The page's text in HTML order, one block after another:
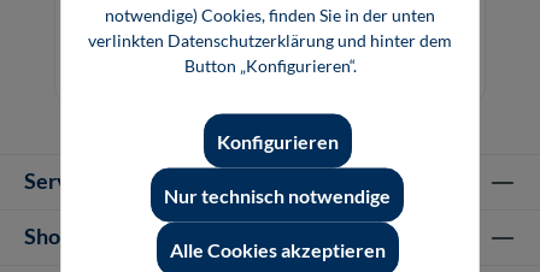
129,80 €*
Service-Hotline
Shop Informationen
notwendige) Cookies, finden Sie in der unten
verlinkten Datenschutzerklärung und hinter dem
Button „Konfigurieren“.
Nur technisch notwendige
Konfigurieren
Alle Cookies akzeptieren